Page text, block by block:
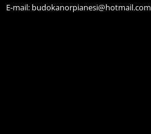
E-mail: budokanorpianesi@hotmail.com